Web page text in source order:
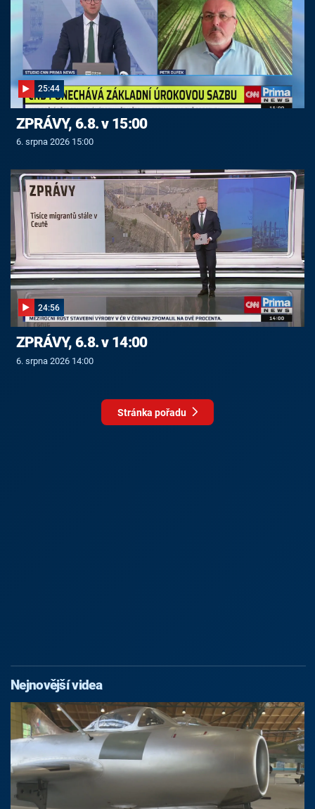
25:44
ZPRÁVY, 6.8. v 15:00
6. srpna 2026 15:00
24:56
ZPRÁVY, 6.8. v 14:00
6. srpna 2026 14:00
Stránka pořadu
Nejnovější videa